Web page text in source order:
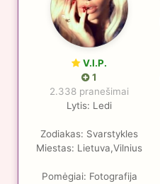
V.I.P.
1
2.338 pranešimai
Lytis: Ledi
Zodiakas: Svarstykles
Miestas: Lietuva,Vilnius
Pomėgiai: Fotografija